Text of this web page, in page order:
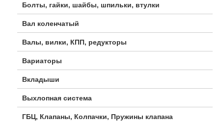
Болты, гайки, шайбы, шпильки, втулки
Вал коленчатый
Валы, вилки, КПП, редукторы
Вариаторы
Вкладыши
Выхлопная система
ГБЦ, Клапаны, Колпачки, Пружины клапана